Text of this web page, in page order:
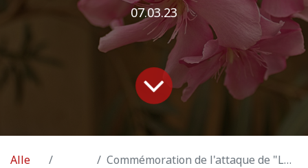
07.03.23
Alle
Commémoration de l'attaque de "La Terrasse" de Bamako